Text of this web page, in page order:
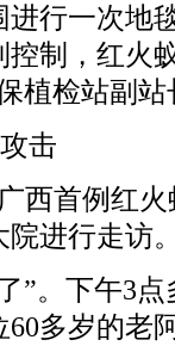
行一次地
制，红火
植检站副
击
西首例红
院进行走访
”。下午3
多岁的老